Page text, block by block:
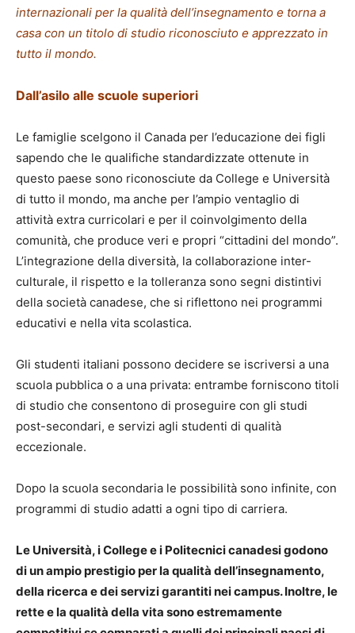
internazionali per la qualità dell’insegnamento e torna a
casa con un titolo di studio riconosciuto e apprezzato in
tutto il mondo.
Dall’asilo alle scuole superiori
Le famiglie scelgono il Canada per l’educazione dei figli
sapendo che le qualifiche standardizzate ottenute in
questo paese sono riconosciute da College e Università
di tutto il mondo, ma anche per l’ampio ventaglio di
attività extra curricolari e per il coinvolgimento della
comunità, che produce veri e propri “cittadini del mondo”.
L’integrazione della diversità, la collaborazione inter-
culturale, il rispetto e la tolleranza sono segni distintivi
della società canadese, che si riflettono nei programmi
educativi e nella vita scolastica.
Gli studenti italiani possono decidere se iscriversi a una
scuola pubblica o a una privata: entrambe forniscono titoli
di studio che consentono di proseguire con gli studi
post-secondari, e servizi agli studenti di qualità
eccezionale.
Dopo la scuola secondaria le possibilità sono infinite, con
programmi di studio adatti a ogni tipo di carriera.
Le Università, i College e i Politecnici canadesi godono
di un ampio prestigio per la qualità dell’insegnamento,
della ricerca e dei servizi garantiti nei campus. Inoltre, le
rette e la qualità della vita sono estremamente